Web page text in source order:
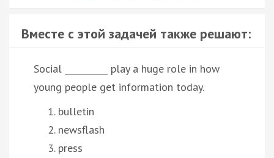
Вместе с этой задачей также решают:
Social __________ play a huge role in how
young people get information today.
bulletin
newsflash
press